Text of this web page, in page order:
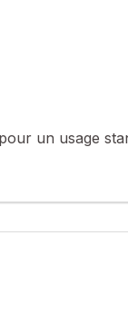
20 98 83 70, E-
un usage